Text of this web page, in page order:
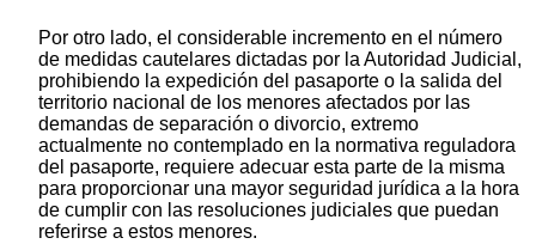
Por otro lado, el considerable incremento en el número
de medidas cautelares dictadas por la Autoridad Judicial,
prohibiendo la expedición del pasaporte o la salida del
territorio nacional de los menores afectados por las
demandas de separación o divorcio, extremo
actualmente no contemplado en la normativa reguladora
del pasaporte, requiere adecuar esta parte de la misma
para proporcionar una mayor seguridad jurídica a la hora
de cumplir con las resoluciones judiciales que puedan
referirse a estos menores.